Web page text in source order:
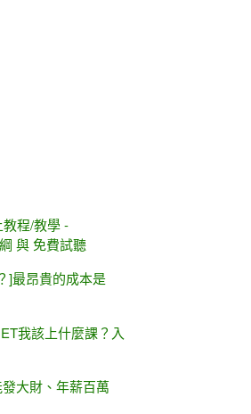
程/教學 -
與 免費試聽
]最昂貴的成本是
我該上什麼課？入
大財、年薪百萬